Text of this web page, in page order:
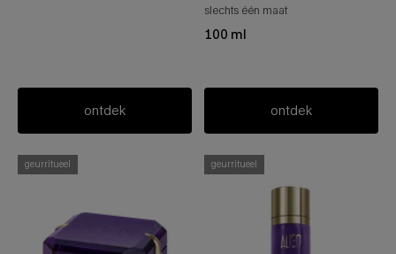
ontdek
slechts één maat
100 ml
ontdek
geurritueel geurritueel